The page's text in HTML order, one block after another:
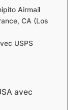
Airmail
CA (Los
USPS
avec